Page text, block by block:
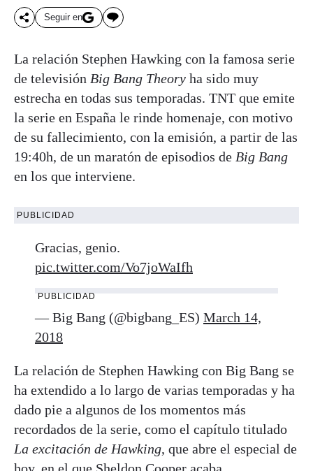
Seguir en
La relación Stephen Hawking con la famosa serie
de televisión Big Bang Theory ha sido muy
estrecha en todas sus temporadas. TNT que emite
la serie en España le rinde homenaje, con motivo
de su fallecimiento, con la emisión, a partir de las
19:40h, de un maratón de episodios de Big Bang
en los que interviene.
PUBLICIDAD
Gracias, genio.
pic.twitter.com/Vo7joWaIfh
PUBLICIDAD
— Big Bang (@bigbang_ES) March 14,
2018
La relación de Stephen Hawking con Big Bang se
ha extendido a lo largo de varias temporadas y ha
dado pie a algunos de los momentos más
recordados de la serie, como el capítulo titulado
La excitación de Hawking, que abre el especial de
hoy, en el que Sheldon Cooper acaba